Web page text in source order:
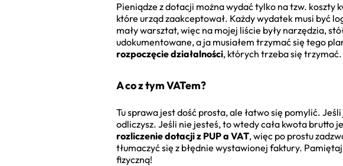
Pieniądze z dotacji można wydać tylko na tzw. koszty
które urząd zaakceptował. Każdy wydatek musi być
mały warsztat, więc na mojej liście były narzędzia,
udokumentowane, a ja musiałem trzymać się tego
rozpoczęcie działalności, których trzeba się trzymać.
A co z tym VATem?
Tu sprawa jest dość prosta, ale łatwo się pomylić.
odliczysz. Jeśli nie jesteś, to wtedy cała kwota brutto
rozliczenie dotacji z PUP a VAT, więc po prostu
tłumaczyć się z błędnie wystawionej faktury.
fizyczną!